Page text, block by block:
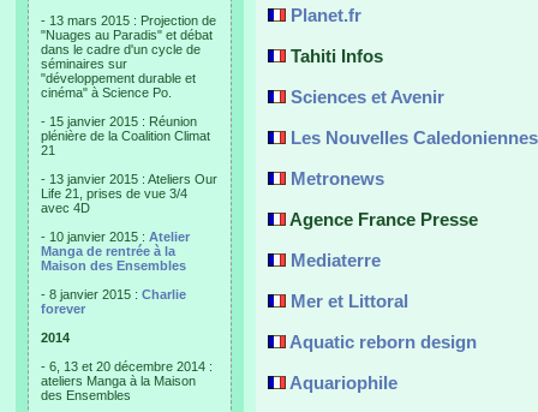
- 13 mars 2015 : Projection de
"Nuages au Paradis" et débat
dans le cadre d'un cycle de
séminaires sur
"développement durable et
cinéma" à Science Po.
- 15 janvier 2015 : Réunion
plénière de la Coalition Climat
21
- 13 janvier 2015 : Ateliers Our
Life 21, prises de vue 3/4
avec 4D
- 10 janvier 2015 : Atelier
Manga de rentrée à la
Maison des Ensembles
- 8 janvier 2015 : Charlie
forever
2014
- 6, 13 et 20 décembre 2014 :
ateliers Manga à la Maison
des Ensembles
Planet.fr
Tahiti Infos
Sciences et Avenir
Les Nouvelles Caledoniennes
Metronews
Agence France Presse
Mediaterre
Mer et Littoral
Aquatic reborn design
Aquariophile